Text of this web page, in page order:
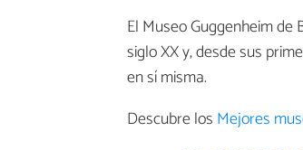
El Museo Guggenheim
siglo XX y, desde sus
en sí misma.
Descubre los Mejores